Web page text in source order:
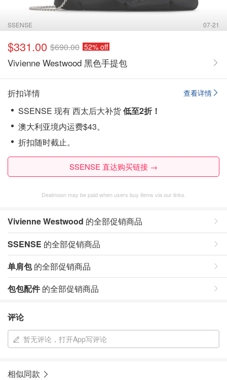
SSENSE 07-21
$331.00 $690.00 52% off
Vivienne Westwood 黑色手提包
查看详情
折扣详情
SSENSE 现有 西太后大补货低至2折！
澳大利亚境内运费$43。
折扣随时截止。
SSENSE 直达购买链接 →
Dealmoon may be paid when users buy items via our links.
Vivienne Westwood 的全部促销商品
SSENSE 的全部促销商品
单肩包的全部促销商品
包包配件的全部促销商品
评论
暂无评论，打开App写评论
相似同款